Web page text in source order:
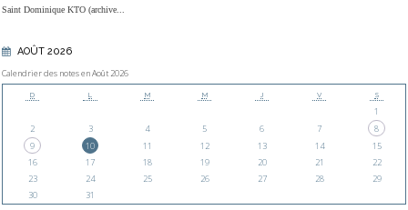
Saint Dominique KTO (archive...
AOÛT 2026
Calendrier des notes en Août 2026
D L M M J V S
1
2
3 4 5 6 7
8
9
10 11 12 13 14
15
16
17 18 19 20 21
22
23
24 25 26 27 28
29
30
31